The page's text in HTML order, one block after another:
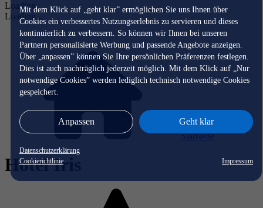
Mit dem Klick auf „geht klar” ermöglichen Sie uns Ihnen über
Cookies ein verbessertes Nutzungserlebnis zu servieren und dieses
kontinuierlich zu verbessern. So können wir Ihnen bei unseren
Partnern personalisierte Werbung und passende Angebote anzeigen.
Über „anpassen” können Sie Ihre persönlichen Präferenzen festlegen.
Dies ist auch nachträglich jederzeit möglich. Mit dem Klick auf „Nur
notwendige Cookies” werden lediglich technisch notwendige Cookies
gespeichert.
Anpassen Geht klar
Datenschutzerklärung
Cookierichtlinie
Impressum
Loading...
Loading...
Startseite
Hotel Iris